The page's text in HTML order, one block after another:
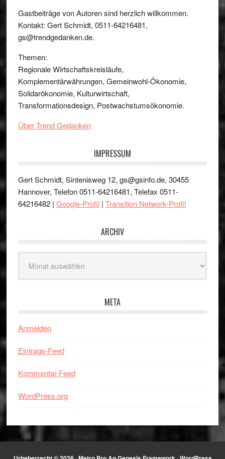
Gastbeiträge von Autoren sind herzlich willkommen.
Kontakt: Gert Schmidt, 0511-64216481,
gs@trendgedanken.de.
Themen:
Regionale Wirtschaftskreisläufe,
Komplementärwährungen, Gemeinwohl-Ökonomie,
Solidarökonomie, Kulturwirtschaft,
Transformationsdesign, Postwachstumsökonomie.
Über Trend Gedanken
IMPRESSUM
Gert Schmidt, Sintenisweg 12, gs@gsinfo.de, 30455
Hannover, Telefon 0511-64216481, Telefax 0511-
64216482 | Google-Profil| Transition Network-Profil
ARCHIV
META
Anmelden
Eintrags-Feed
Kommentar-Feed
WordPress.org